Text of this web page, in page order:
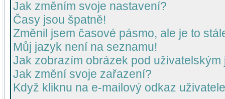
Jak změním svoje nastavení?
Časy jsou špatně!
Změnil jsem časové pásmo, ale je to
Můj jazyk není na seznamu!
Jak zobrazím obrázek pod uživatelským
Jak změní svoje zařazení?
Když kliknu na e-mailový odkaz